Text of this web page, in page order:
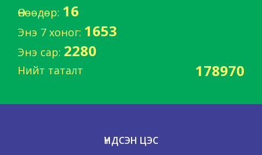
Өнөөдөр: 16
Энэ 7 хоног: 1653
Энэ сар: 2280
Нийт таталт 178970
ҮНДСЭН ЦЭС